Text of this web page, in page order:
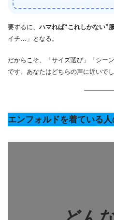
要するに、 ハマれば“これしかない”
イチ…」となる。
だからこそ、「サイズ選び」「シー
です。あなたはどちらの声に近いでし
エンフォルドを着ている